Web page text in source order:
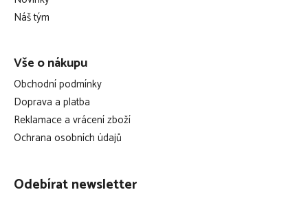
Náš tým
Vše o nákupu
Obchodní podmínky
Doprava a platba
Reklamace a vrácení zboží
Ochrana osobních údajů
Odebírat newsletter